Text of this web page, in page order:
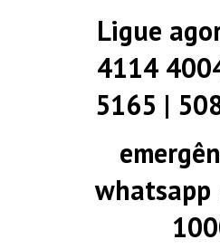
Ligue
4114
5165 |
whatsapp